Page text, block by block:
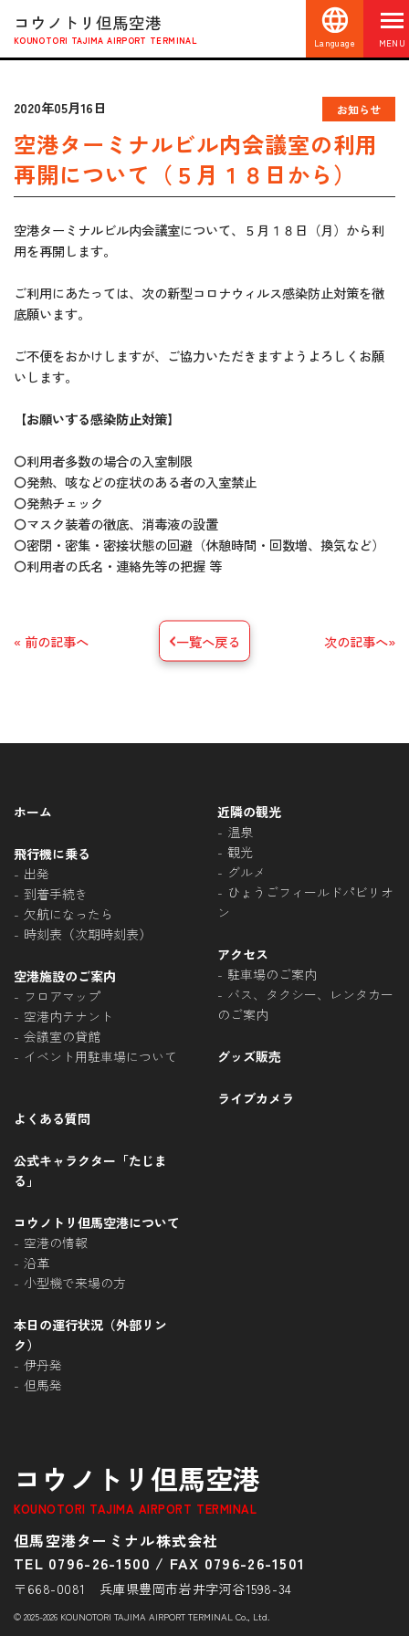
コウノトリ但馬空港
KOUNOTORI TAJIMA AIRPORT TERMINAL Language MENU
2020年05月16日 お知らせ
空港ターミナルビル内会議室の利用
再開について（５月１８日から）
空港ターミナルビル内会議室について、５月１８日（月）から利
用を再開します。
ご利用にあたっては、次の新型コロナウィルス感染防止対策を徹
底願います。
ご不便をおかけしますが、ご協力いただきますようよろしくお願
いします。
【お願いする感染防止対策】
〇利用者多数の場合の入室制限
〇発熱、咳などの症状のある者の入室禁止
〇発熱チェック
〇マスク装着の徹底、消毒液の設置
〇密閉・密集・密接状態の回避（休憩時間・回数増、換気など）
〇利用者の氏名・連絡先等の把握 等
« 前の記事へ 一覧へ戻る 次の記事へ»
コウノトリ但馬空港
KOUNOTORI TAJIMA AIRPORT TERMINAL
但馬空港ターミナル株式会社
TEL 0796-26-1500 / FAX 0796-26-1501
〒668-0081 兵庫県豊岡市岩井字河谷1598-34
© 2025-2026 KOUNOTORI TAJIMA AIRPORT TERMINAL Co., Ltd.
ホーム
飛行機に乗る
出発
到着手続き
欠航になったら
時刻表（次期時刻表）
空港施設のご案内
フロアマップ
空港内テナント
会議室の貸館
イベント用駐車場について
近隣の観光
温泉
観光
グルメ
ひょうごフィールドパビリオ
ン
アクセス
駐車場のご案内
バス、タクシー、レンタカー
のご案内
グッズ販売
ライブカメラ
よくある質問
公式キャラクター「たじま
る」
コウノトリ但馬空港について
空港の情報
沿革
小型機で来場の方
本日の運行状況（外部リン
ク）
伊丹発
但馬発